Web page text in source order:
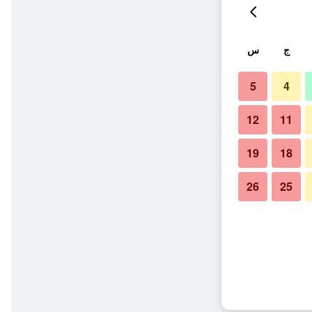
ج س
4
5
11
12
18
19
25
26